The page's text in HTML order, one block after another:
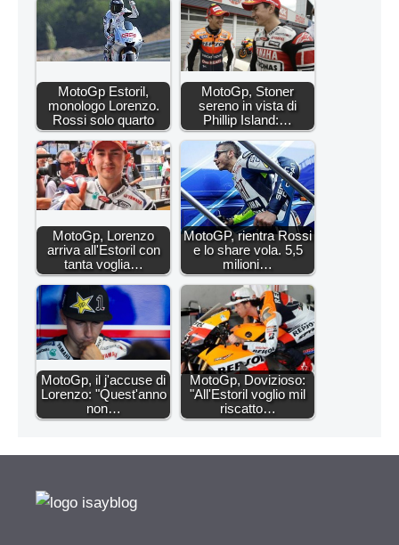
MotoGp Estoril,
monologo Lorenzo.
Rossi solo quarto
MotoGp, Stoner
sereno in vista di
Phillip Island:…
MotoGp, Lorenzo
arriva all'Estoril con
tanta voglia…
MotoGP, rientra Rossi
e lo share vola. 5,5
milioni…
MotoGp, il j'accuse di
Lorenzo: "Quest'anno
non…
MotoGp, Dovizioso:
"All'Estoril voglio mil
riscatto…